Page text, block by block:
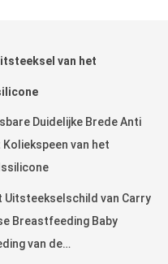
van het
Duidelijke Brede Anti
Koliekspeen van het
Uitsteekselschild van Carry
Breastfeeding Baby
van de